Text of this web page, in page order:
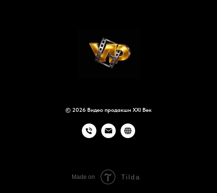
© 2026 Видео продакшн XXI Век
Made on Tilda